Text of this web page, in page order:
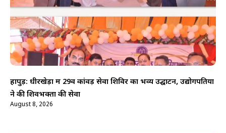
हापुड़: धीरखेड़ा में 29वें कांवड़ सेवा शिविर का भव्य उद्घाटन, उद्योगपतियों
ने की शिवभक्तों की सेवा
August 8, 2026